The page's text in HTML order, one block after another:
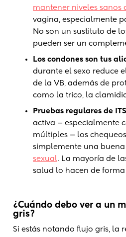
mantener niveles sanos
vagina, especialmente
No son un sustituto de
pueden ser un
Los condones son tus
durante el sexo reduce
de la VB, además de
como la trico, la
Pruebas regulares de
activa — especialmente
múltiples — los
simplemente una
sexual. La mayoría de
salud lo hacen de
¿Cuándo debo ver a un
gris?
Si estás notando flujo gris, la